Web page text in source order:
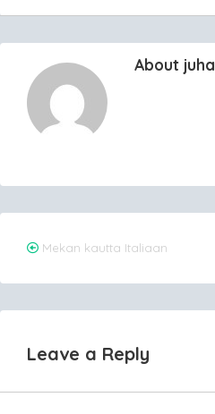
About juha
Post
navigation
Mekan kautta Italiaan
Leave a Reply